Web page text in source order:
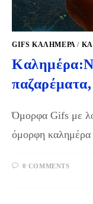
GIFS KΑΛΗΜΈΡΑ/
Όμορφα Gifs με
όμορφη
0 COMMENTS